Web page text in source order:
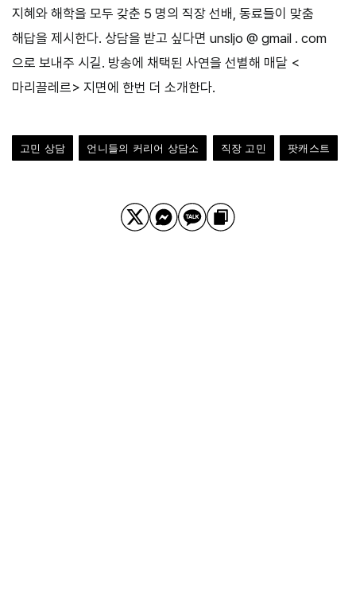
지혜와 해학을 모두 갖춘 5 명의 직장 선배, 동료들이 맞춤
해답을 제시한다. 상담을 받고 싶다면 unsljo @ gmail . com
으로 보내주 시길. 방송에 채택된 사연을 선별해 매달 <
마리끌레르> 지면에 한번 더 소개한다.
고민 상담 언니들의 커리어 상담소 직장 고민 팟캐스트